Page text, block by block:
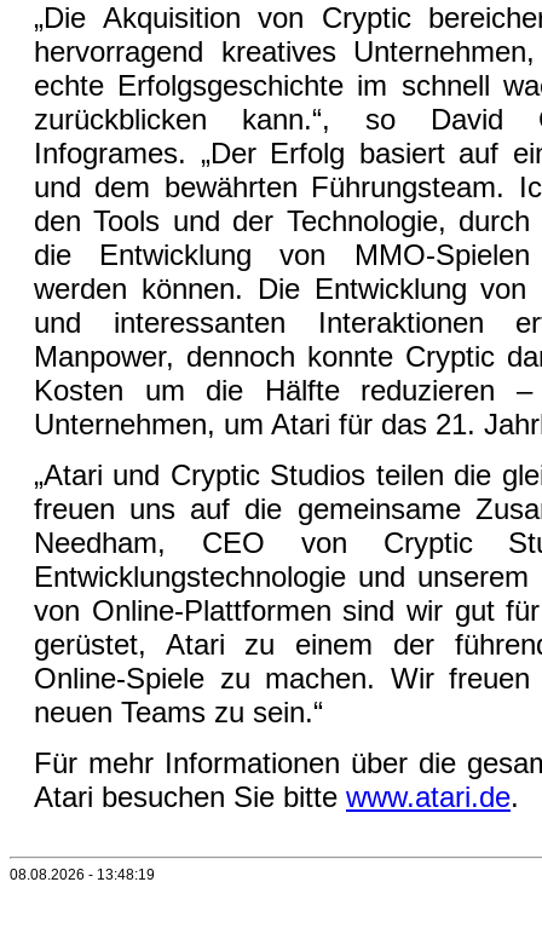
„Die Akquisition von Cryptic
hervorragend kreatives
echte Erfolgsgeschichte im schnell
zurückblicken kann.“, so David
Infogrames. „Der Erfolg basiert auf
und dem bewährten Führungsteam.
den Tools und der Technologie,
die Entwicklung von MMO-
werden können. Die Entwicklung von
und interessanten Interaktionen
Manpower, dennoch konnte Cryptic
Kosten um die Hälfte reduzieren
Unternehmen, um Atari für das 21.
„Atari und Cryptic Studios teilen die
freuen uns auf die gemeinsame
Needham, CEO von Cryptic
Entwicklungstechnologie und
von Online-Plattformen sind wir gut
gerüstet, Atari zu einem der
Online-Spiele zu machen. Wir
neuen Teams zu sein.“
Für mehr Informationen über die
Atari besuchen Sie bitte www.atari.de.
08.08.2026 - 13:48:19